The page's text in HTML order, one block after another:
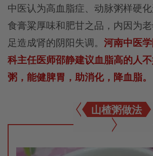
中医认为高血脂症、动脉粥样硬
食膏粱厚味和肥甘之品，内因为
足造成肾的阴阳失调。 河南中医
科主任医师邵静建议血脂高的人
粥，能健脾胃，助消化，降血脂。
山楂粥做法